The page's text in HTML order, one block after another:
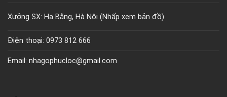
Xưởng SX: Hạ Bằng, Hà Nội (Nhấp xem bản đồ)
Điện thoại: 0973 812 666
Email: nhagophucloc@gmail.com